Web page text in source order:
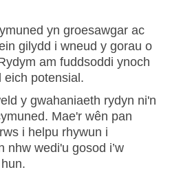
yn groesawgar ac
gilydd i wneud y gorau o
am fuddsoddi ynoch
eich potensial.
y gwahaniaeth rydyn ni'n
Mae'r wên pan
i helpu rhywun i
nhw wedi'u gosod i’w